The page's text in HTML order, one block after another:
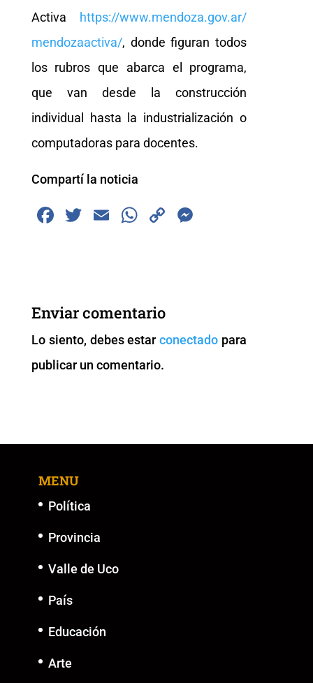
Activa https://www.mendoza.gov.ar/
mendozaactiva/, donde figuran todos
los rubros que abarca el programa,
que van desde la construcción
individual hasta la industrialización o
computadoras para docentes.
Compartí la noticia
F
b
o
o
k
T
E
W
A
p
p
C
k
er
Enviar comentario
Lo siento, debes estarconectado para
publicar un comentario.
MENU
Política
Provincia
Valle de Uco
País
Educación
Arte